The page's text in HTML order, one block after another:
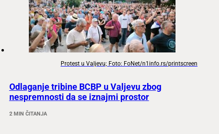
Protest u Valjevu; Foto: FoNet/n1info.rs/printscreen
Odlaganje tribine BCBP u Valjevu zbog
nespremnosti da se iznajmi prostor
2 MIN ČITANJA